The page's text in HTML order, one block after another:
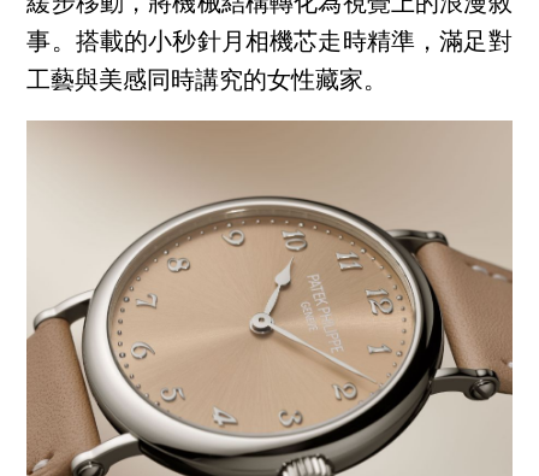
事。搭載的小秒針月相機芯走時精準，滿足對
工藝與美感同時講究的女性藏家。